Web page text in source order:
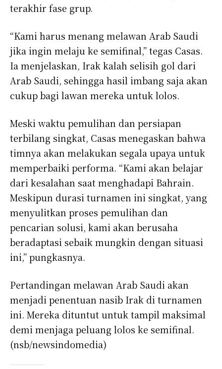
terakhir fase grup.
“Kami harus menang melawan Arab Saudi
jika ingin melaju ke semifinal,” tegas Casas.
Ia menjelaskan, Irak kalah selisih gol dari
Arab Saudi, sehingga hasil imbang saja akan
cukup bagi lawan mereka untuk lolos.
Meski waktu pemulihan dan persiapan
terbilang singkat, Casas menegaskan bahwa
timnya akan melakukan segala upaya untuk
memperbaiki performa. “Kami akan belajar
dari kesalahan saat menghadapi Bahrain.
Meskipun durasi turnamen ini singkat, yang
menyulitkan proses pemulihan dan
pencarian solusi, kami akan berusaha
beradaptasi sebaik mungkin dengan situasi
ini,” pungkasnya.
Pertandingan melawan Arab Saudi akan
menjadi penentuan nasib Irak di turnamen
ini. Mereka dituntut untuk tampil maksimal
demi menjaga peluang lolos ke semifinal.
(nsb/newsindomedia)